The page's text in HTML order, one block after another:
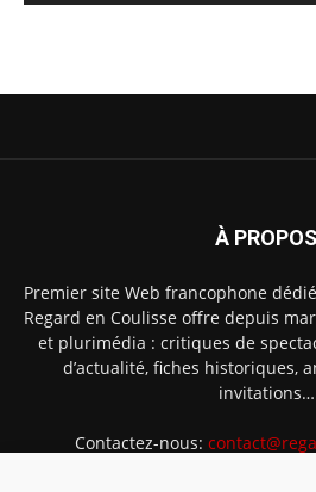
À PROPOS
Premier site Web francophone
Regard en Coulisse offre depuis
et plurimédia : critiques de
d’actualité, fiches historiques,
invitations…
Contactez-nous: